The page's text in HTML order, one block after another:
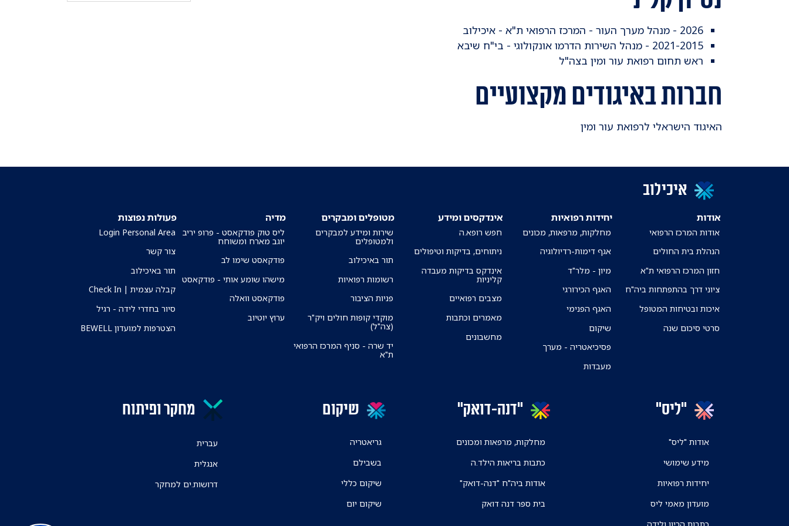
2026 - מנהל מערך העור - המרכז הרפואי ת"א - איכילוב
2021-2015 - מנהל השירות הדרמו אונקולוגי - בי"ח שיבא
ראש תחום רפואת עור ומין בצה"ל
חברות באיגודים מקצועיים
האיגוד הישראלי לרפואת עור ומין
איכילוב
אודות
אודות המרכז הרפואי
הנהלת בית החולים
חזון המרכז הרפואי ת"א
ציוני דרך בהתפתחות ביה"ח
איכות ובטיחות המטופל
סרטי סיכום שנה
יחידות רפואיות
מחלקות, מרפאות, מכונים
אגף דימות-רדיולוגיה
מיון - מלר"ד
האגף הכירורגי
האגף הפנימי
שיקום
פסיכיאטריה - מערך
מעבדות
אינדקסים ומידע
חפש רופא.ה
ניתוחים, בדיקות וטיפולים
אינדקס בדיקות מעבדה
קליניות
מצבים רפואיים
מאמרים וכתבות
מחשבונים
מטופלים ומבקרים
שירות ומידע למבקרים
ולמטופלים
תור באיכילוב
רשומות רפואיות
פניות הציבור
מוקדי קופות חולים ויק"ר
(צה"ל)
יד שרה - סניף המרכז הרפואי
ת"א
מדיה
ליס טוק פודקאסט - פרופ יריב
יוגב מארח ומשוחח
פודקאסט שימו לב
מישהו שומע אותי - פודקאסט
פודקאסט וואלה
ערוץ יוטיוב
פעולות נפוצות
Login Personal Area
צור קשר
תור באיכילוב
קבלה עצמית | Check In
סיור בחדרי לידה - רגיל
הצטרפות למועדון BEWELL
"ליס"
אודות "ליס"
מידע שימושי
יחידות רפואיות
מועדון מאמי ליס
"דנה-דואק"
מחלקות, מרפאות ומכונים
כתבות בריאות הילד.ה
אודות ביה"ח "דנה-דואק"
בית ספר דנה דואק
שיקום
גריאטריה
בשבילם
שיקום כללי
שיקום יום
מחקר ופיתוח
עברית
אנגלית
דרושות.ים למחקר